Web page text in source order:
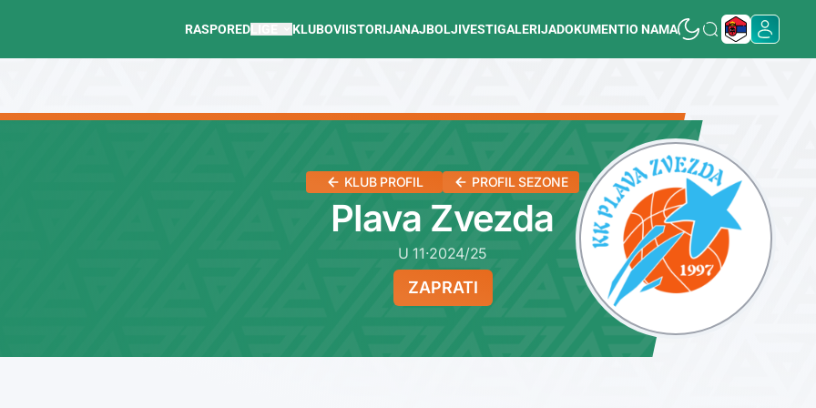
RASPORED KLUBOVIISTORIJANAJBOLJIVESTIGALERIJADOKUMENTIO NAMA
KLUB PROFIL PROFIL SEZONE
Plava Zvezda
U 11·2024/25
ZAPRATI